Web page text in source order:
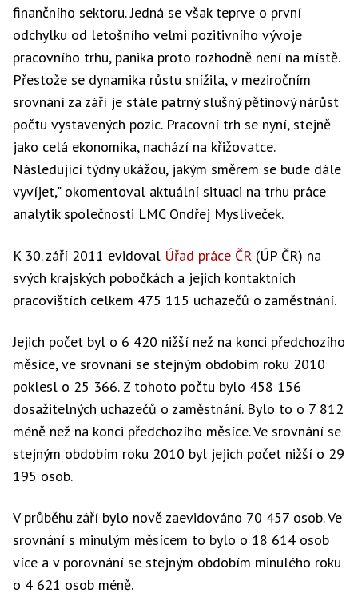
finančního sektoru. Jedná se však teprve o první
odchylku od letošního velmi pozitivního vývoje
pracovního trhu, panika proto rozhodně není na místě.
Přestože se dynamika růstu snížila, v meziročním
srovnání za září je stále patrný slušný pětinový nárůst
počtu vystavených pozic. Pracovní trh se nyní, stejně
jako celá ekonomika, nachází na křižovatce.
Následující týdny ukážou, jakým směrem se bude dále
vyvíjet," okomentoval aktuální situaci na trhu práce
analytik společnosti LMC Ondřej Mysliveček.
K 30. září 2011 evidoval Úřad práce ČR (ÚP ČR) na
svých krajských pobočkách a jejich kontaktních
pracovištích celkem 475 115 uchazečů o zaměstnání.
Jejich počet byl o 6 420 nižší než na konci předchozího
měsíce, ve srovnání se stejným obdobím roku 2010
poklesl o 25 366. Z tohoto počtu bylo 458 156
dosažitelných uchazečů o zaměstnání. Bylo to o 7 812
méně než na konci předchozího měsíce. Ve srovnání se
stejným obdobím roku 2010 byl jejich počet nižší o 29
195 osob.
V průběhu září bylo nově zaevidováno 70 457 osob. Ve
srovnání s minulým měsícem to bylo o 18 614 osob
více a v porovnání se stejným obdobím minulého roku
o 4 621 osob méně.